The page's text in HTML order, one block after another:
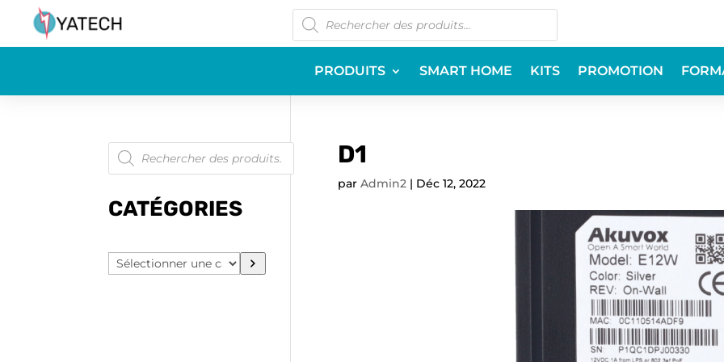
Recherche
de
produits
PRODUITS SMART HOME KITS PROMOTION
D1
par Admin2| Déc 12, 2022
Recherche
de
produits
CATÉGORIES
Sélectionner
une